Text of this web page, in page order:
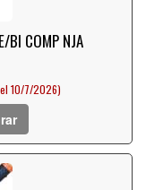
BI COMP NJA
10/7/2026)